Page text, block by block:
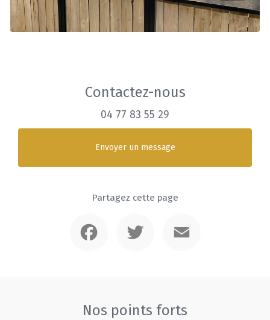
Contactez-nous
04 77 83 55 29
Envoyer un message
Partagez cette page
Nos points forts